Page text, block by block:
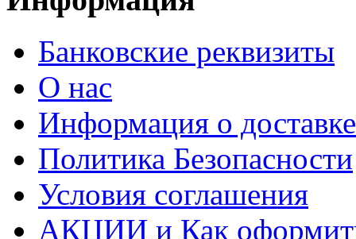
Банковские реквизиты
О нас
Информация о доставке
Политика Безопасности
Условия соглашения
АКЦИИ и Как